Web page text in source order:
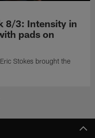
8/3: Intensity in
pads on
Stokes brought the